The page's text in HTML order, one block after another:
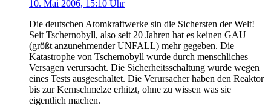
10. Mai 2006, 15:10 Uhr
Die deutschen Atomkraftwerke sin die Sichersten der Welt!
Seit Tschernobyll, also seit 20 Jahren hat es keinen GAU
(größt anzunehmender UNFALL) mehr gegeben. Die
Katastrophe von Tschernobyll wurde durch menschliches
Versagen verursacht. Die Sicherheitsschaltung wurde wegen
eines Tests ausgeschaltet. Die Verursacher haben den Reaktor
bis zur Kernschmelze erhitzt, ohne zu wissen was sie
eigentlich machen.